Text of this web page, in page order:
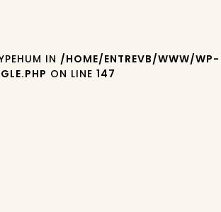
IN /HOME/ENTREVB/WWW/WP-
ON LINE147